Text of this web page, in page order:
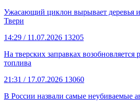
Ужасающий циклон вырывает деревья
Твери
14:29 / 11.07.2026 13205
На тверских заправках возобновляется
топлива
21:31 / 17.07.2026 13060
В России назвали самые неубиваемые